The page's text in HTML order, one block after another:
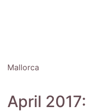
Mallorca
April 2017: